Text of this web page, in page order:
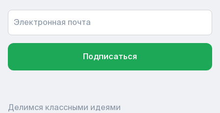
Электронная почта
Подписаться
Делимся классными идеями